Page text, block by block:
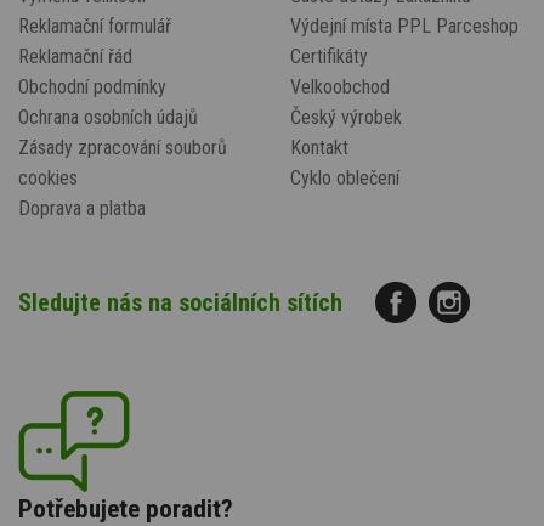
Reklamační formulář
Reklamační řád
Obchodní podmínky
Ochrana osobních údajů
Zásady zpracování souborů
cookies
Doprava a platba
Výdejní místa PPL Parceshop
Certifikáty
Velkoobchod
Český výrobek
Kontakt
Cyklo oblečení
Sledujte nás na sociálních sítích
Potřebujete poradit?